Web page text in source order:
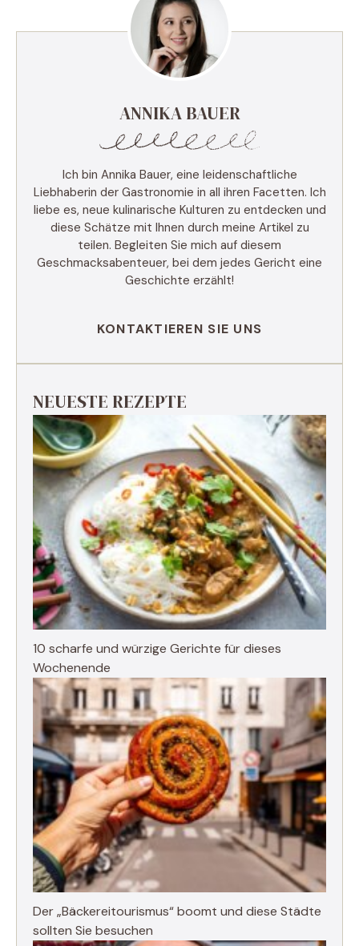
ANNIKA BAUER
Ich bin Annika Bauer, eine leidenschaftliche
Liebhaberin der Gastronomie in all ihren Facetten. Ich
liebe es, neue kulinarische Kulturen zu entdecken und
diese Schätze mit Ihnen durch meine Artikel zu
teilen. Begleiten Sie mich auf diesem
Geschmacksabenteuer, bei dem jedes Gericht eine
Geschichte erzählt!
KONTAKTIEREN SIE UNS
NEUESTE REZEPTE
10 scharfe und würzige Gerichte für dieses
Wochenende
Der „Bäckereitourismus“ boomt und diese Städte
sollten Sie besuchen